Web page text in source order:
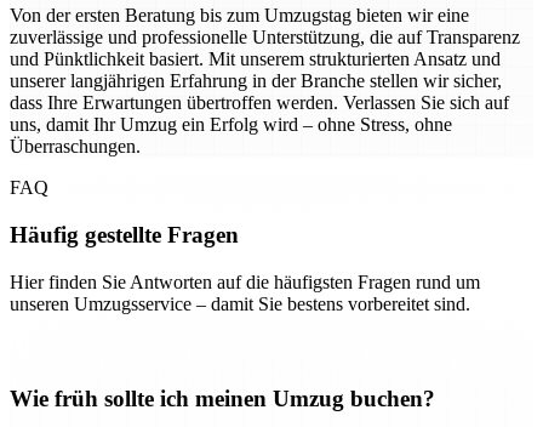
Von der ersten Beratung bis zum Umzugstag bieten wir eine
zuverlässige und professionelle Unterstützung, die auf Transparenz
und Pünktlichkeit basiert. Mit unserem strukturierten Ansatz und
unserer langjährigen Erfahrung in der Branche stellen wir sicher,
dass Ihre Erwartungen übertroffen werden. Verlassen Sie sich auf
uns, damit Ihr Umzug ein Erfolg wird – ohne Stress, ohne
Überraschungen.
FAQ
Häufig gestellte Fragen
Hier finden Sie Antworten auf die häufigsten Fragen rund um
unseren Umzugsservice – damit Sie bestens vorbereitet sind.
Wie früh sollte ich meinen Umzug buchen?